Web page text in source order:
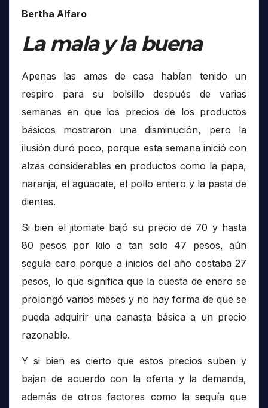
Bertha Alfaro
La mala y la buena
Apenas las amas de casa habían tenido un
respiro para su bolsillo después de varias
semanas en que los precios de los productos
básicos mostraron una disminución, pero la
ilusión duró poco, porque esta semana inició con
alzas considerables en productos como la papa,
naranja, el aguacate, el pollo entero y la pasta de
dientes.
Si bien el jitomate bajó su precio de 70 y hasta
80 pesos por kilo a tan solo 47 pesos, aún
seguía caro porque a inicios del año costaba 27
pesos, lo que significa que la cuesta de enero se
prolongó varios meses y no hay forma de que se
pueda adquirir una canasta básica a un precio
razonable.
Y si bien es cierto que estos precios suben y
bajan de acuerdo con la oferta y la demanda,
además de otros factores como la sequía que